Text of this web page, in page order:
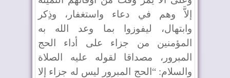
إلاَّ وهم في دعاء واستغفار، وذِكر
وابتهال، ليفوزوا بما وعد الله به
المؤمنين من جزاء على أداء الحج
المبرور، مصداقا لقوله عليه الصلاة
والسلام: “الحج المبرور ليس له جزاء إلا